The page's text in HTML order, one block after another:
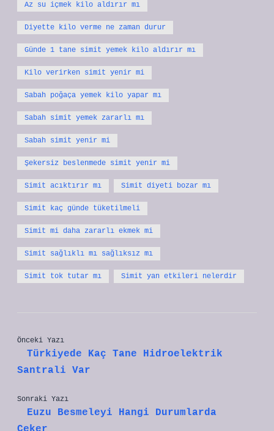
Az su içmek kilo aldırır mı
Diyette kilo verme ne zaman durur
Günde 1 tane simit yemek kilo aldırır mı
Kilo verirken simit yenir mi
Sabah poğaça yemek kilo yapar mı
Sabah simit yemek zararlı mı
Sabah simit yenir mi
Şekersiz beslenmede simit yenir mi
Simit acıktırır mı Simit diyeti bozar mı
Simit kaç günde tüketilmeli
Simit mi daha zararlı ekmek mi
Simit sağlıklı mı sağlıksız mı
Simit tok tutar mı Simit yan etkileri nelerdir
Önceki Yazı
Türkiyede Kaç Tane Hidroelektrik
Santrali Var
Sonraki Yazı
Euzu Besmeleyi Hangi Durumlarda